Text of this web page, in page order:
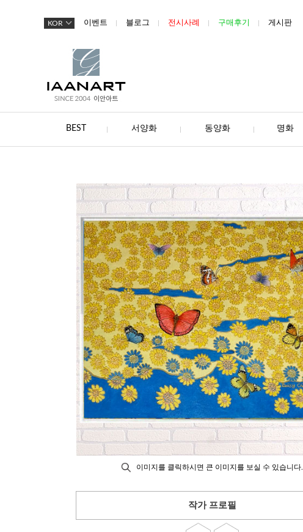
KOR 이벤트 블로그 전시사례 구매후기 게시판
BEST 서양화 동양화 명화
이미지를 클릭하시면 큰 이미지를 보실 수 있습니다.
작가 프로필